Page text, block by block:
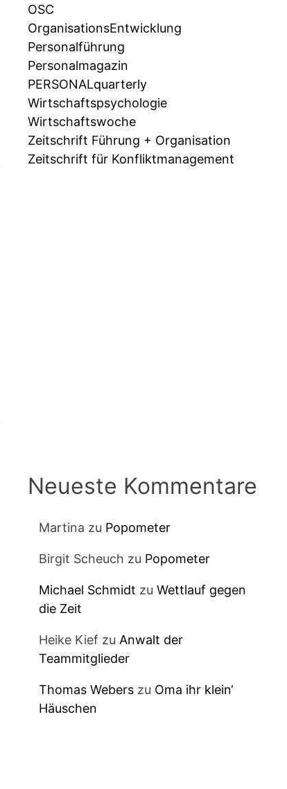
OSC
OrganisationsEntwicklung
Personalführung
Personalmagazin
PERSONALquarterly
Wirtschaftspsychologie
Wirtschaftswoche
Zeitschrift Führung + Organisation
Zeitschrift für Konfliktmanagement
Neueste Kommentare
Martina zu Popometer
Birgit Scheuch zu Popometer
Michael Schmidt zu Wettlauf gegen
die Zeit
Heike Kief zu Anwalt der
Teammitglieder
Thomas Weberszu Oma ihr klein‘
Häuschen